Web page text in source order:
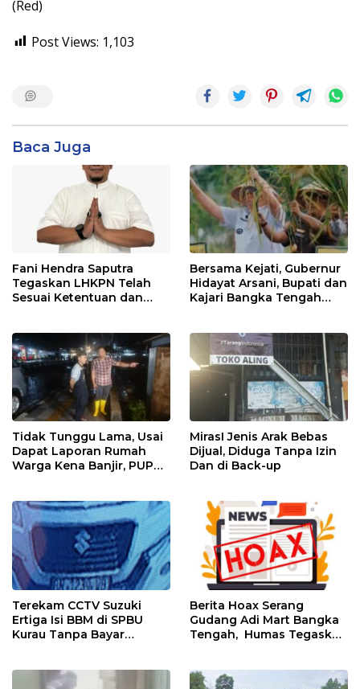
(Red)
Post Views: 1,103
Baca Juga
Fani Hendra Saputra
Tegaskan LHKPN Telah
Sesuai Ketentuan dan
Bersama Kejati, Gubernur
Hidayat Arsani, Bupati dan
Kajari Bangka Tengah
Tidak Tunggu Lama, Usai
Dapat Laporan Rumah
Warga Kena Banjir, PUPR
MirasI Jenis Arak Bebas
Dijual, Diduga Tanpa Izin
Dan di Back-up
Terekam CCTV Suzuki
Ertiga Isi BBM di SPBU
Kurau Tanpa Bayar
Berita Hoax Serang
Gudang Adi Mart Bangka
Tengah, Humas Tegaskan